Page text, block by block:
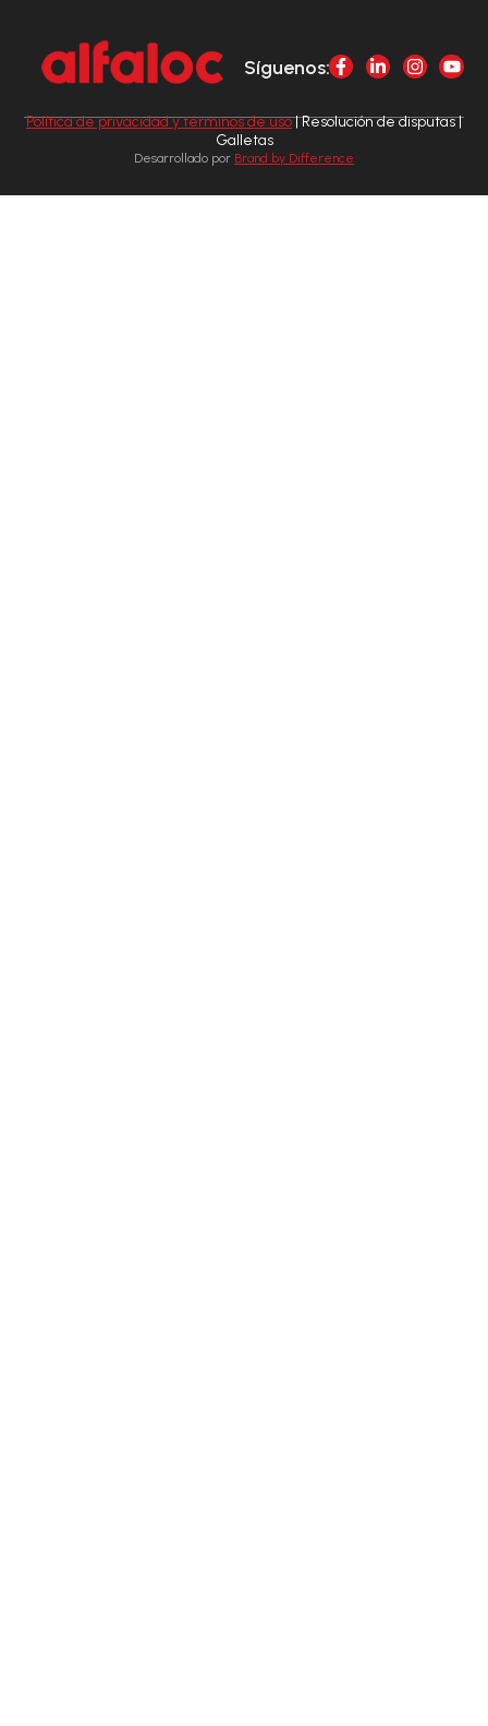
Síguenos:
Política de privacidad y términos de uso| Resolución de disputas |
Galletas
Desarrollado por Brand by Difference